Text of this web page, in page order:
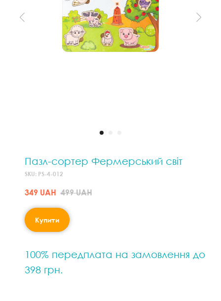
Пазл-сортер Фермерський світ
SKU: PS-4-012
349 UAH 499 UAH
Купити
100% передплата на замовлення до
398 грн.